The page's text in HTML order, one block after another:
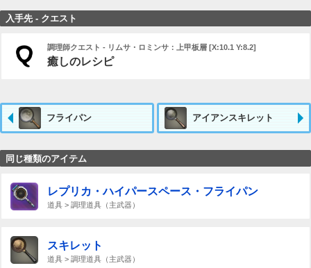
入手先 - クエスト
調理師クエスト - リムサ・ロミンサ：上甲板層 [X:10.1 Y:8.2]
癒しのレシピ
フライパン アイアンスキレット
同じ種類のアイテム
レプリカ・ハイパースペース・フライパン
道具 > 調理道具（主武器）
スキレット
道具 > 調理道具（主武器）